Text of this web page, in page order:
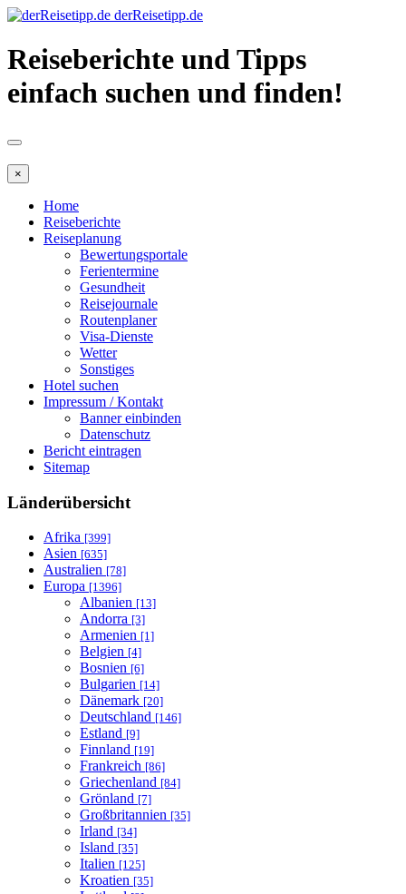
derReisetipp.de
Reiseberichte und Tipps
einfach suchen und finden!
×
Home
Reiseberichte
Reiseplanung
Bewertungsportale
Ferientermine
Gesundheit
Reisejournale
Routenplaner
Visa-Dienste
Wetter
Sonstiges
Hotel suchen
Impressum / Kontakt
Banner einbinden
Datenschutz
Bericht eintragen
Sitemap
Länderübersicht
Afrika [399]
Asien [635]
Australien [78]
Europa [1396]
Albanien [13]
Andorra [3]
Armenien [1]
Belgien [4]
Bosnien [6]
Bulgarien [14]
Dänemark [20]
Deutschland [146]
Estland [9]
Finnland [19]
Frankreich [86]
Griechenland [84]
Grönland [7]
Großbritannien [35]
Irland [34]
Island [35]
Italien [125]
Kroatien [35]